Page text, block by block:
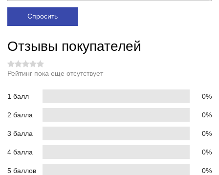
Спросить
Отзывы покупателей
Рейтинг пока еще отсутствует
1 балл 0%
2 балла 0%
3 балла 0%
4 балла 0%
5 баллов 0%